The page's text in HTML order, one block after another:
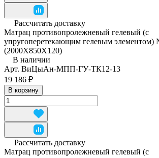
Рассчитать доставку
Матрац противопролежневый гелевый (с
упругоперетекающим гелевым
(2000Х850Х120)
В наличии
Арт. ВиЦыАн-МПП-ГУ-ТК12-13
19 186 ₽
В корзину
Рассчитать доставку
Матрац противопролежневый гелевый (с